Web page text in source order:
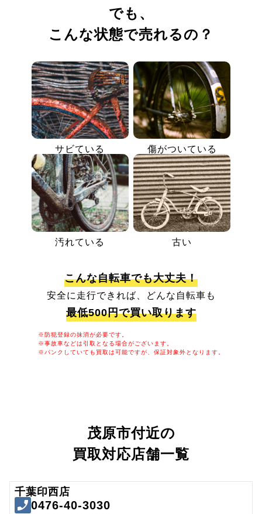
でも、
こんな状態で売れるの？
サビている 傷がついている
汚れている 古い
こんな自転車でも大丈夫！
安全に走行できれば、どんな自転車も
最低500円で買い取ります
※防犯登録の抹消が必要です。
※事故車などは引取となる場合がございます。
※パンクしていても買取は可能ですが、保証対象外となります。
茂原市付近の
買取対応店舗一覧
千葉印西店
0476-40-3030